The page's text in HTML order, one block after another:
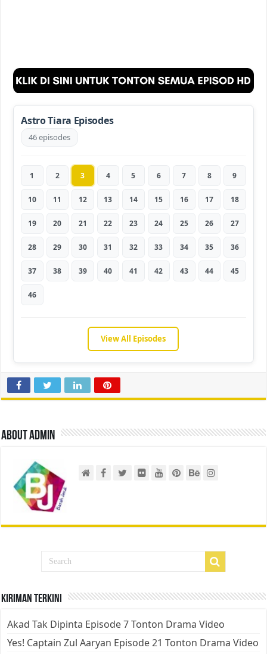
Astro Tiara Episodes
46 episodes
1 2 3 4 5 6 7 8 9
10 11 12 13 14 15 16 17 18
19 20 21 22 23 24 25 26 27
28 29 30 31 32 33 34 35 36
37 38 39 40 41 42 43 44 45
46
View All Episodes
About admin
Kiriman Terkini
Akad Tak Dipinta Episode 7 Tonton Drama Video
Yes! Captain Zul Aaryan Episode 21 Tonton Drama Video